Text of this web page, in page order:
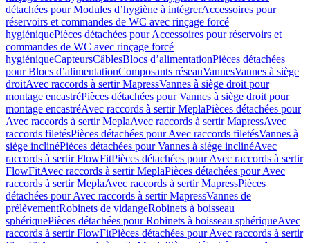
détachées pour Modules d’hygiène à intégrerAccessoires pour
réservoirs et commandes de WC avec rinçage forcé
hygiéniquePièces détachées pour Accessoires pour réservoirs et
commandes de WC avec rinçage forcé
hygiéniqueCapteursCâblesBlocs d’alimentationPièces détachées
pour Blocs d’alimentationComposants réseauVannesVannes à siège
droitAvec raccords à sertir MapressVannes à siège droit pour
montage encastréPièces détachées pour Vannes à siège droit pour
montage encastréAvec raccords à sertir MeplaPièces détachées pour
Avec raccords à sertir MeplaAvec raccords à sertir MapressAvec
raccords filetésPièces détachées pour Avec raccords filetésVannes à
siège inclinéPièces détachées pour Vannes à siège inclinéAvec
raccords à sertir FlowFitPièces détachées pour Avec raccords à sertir
FlowFitAvec raccords à sertir MeplaPièces détachées pour Avec
raccords à sertir MeplaAvec raccords à sertir MapressPièces
détachées pour Avec raccords à sertir MapressVannes de
prélèvementRobinets de vidangeRobinets à boisseau
sphériquePièces détachées pour Robinets à boisseau sphériqueAvec
raccords à sertir FlowFitPièces détachées pour Avec raccords à sertir